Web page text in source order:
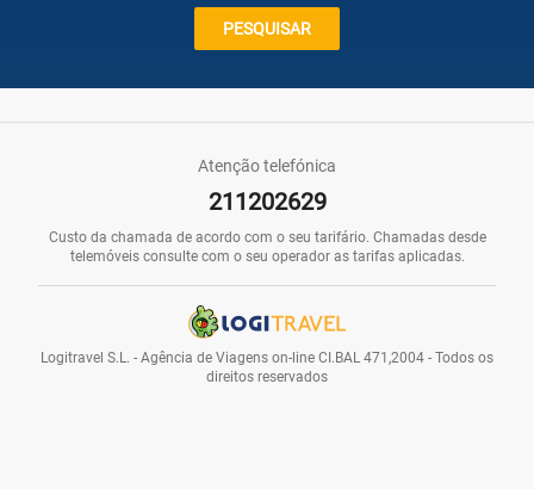
PESQUISAR
Atenção telefónica
211202629
Custo da chamada de acordo com o seu tarifário. Chamadas desde
telemóveis consulte com o seu operador as tarifas aplicadas.
Logitravel S.L. - Agência de Viagens on-line CI.BAL 471,2004 - Todos os
direitos reservados